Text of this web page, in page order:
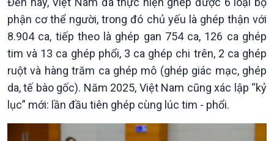
Xã hội
Tin Đời sống & Xã hội
360 độ Sức khỏe
Chuyển đổi Xanh
Tài nguyên và Môi trường
Xã hội chuyển động
Khoa học & Công nghệ
Tin Khoa học & Công nghệ
Kết nối công nghệ
Sống chung với biến đổi
khí hậu
phận cơ thể người, trong đó chủ yếu là ghép thận với
8.904 ca, tiếp theo là ghép gan 754 ca, 126 ca ghép
tim và 13 ca ghép phổi, 3 ca ghép chi trên, 2 ca ghép
ruột và hàng trăm ca ghép mô (ghép giác mạc, ghép
da, tế bào gốc). Năm 2025, Việt Nam cũng xác lập “kỷ
lục” mới: lần đầu tiên ghép cùng lúc tim - phổi.